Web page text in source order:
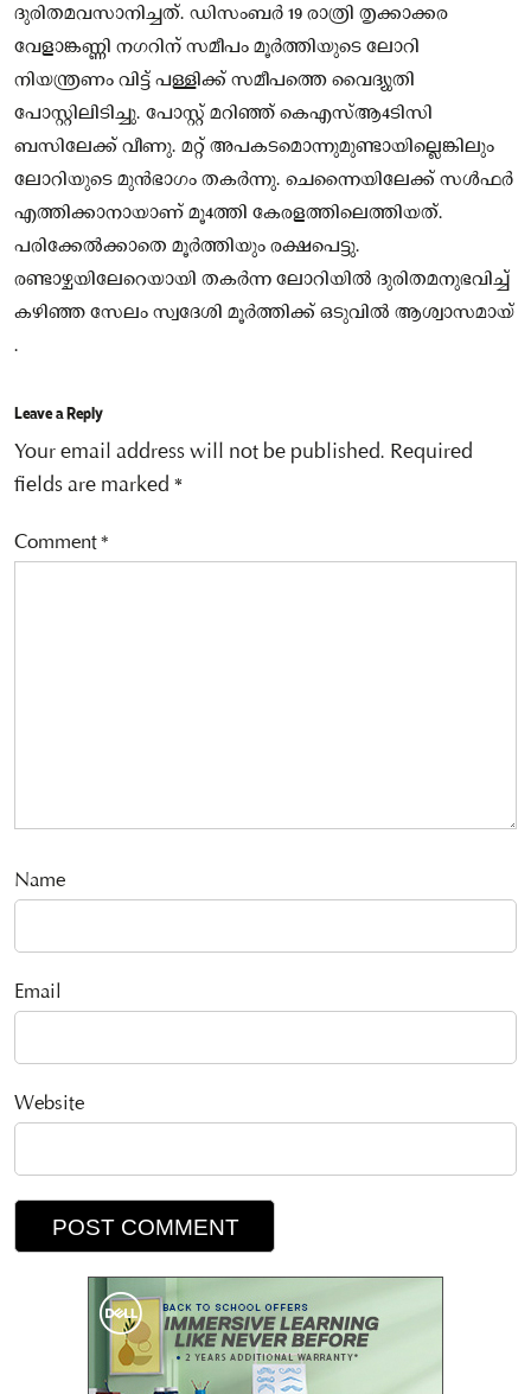
ദുരിതമവസാനിച്ചത്. ഡിസംബർ 19 രാത്രി തൃക്കാക്കര
വേളാങ്കണ്ണി നഗറിന് സമീപം മൂർത്തിയുടെ ലോറി
നിയന്ത്രണം വിട്ട് പള്ളിക്ക് സമീപത്തെ വൈദ്യുതി
പോസ്റ്റിലിടിച്ചു. പോസ്റ്റ് മറിഞ്ഞ് കെഎസ്ആ൪ടിസി
ബസിലേക്ക് വീണു. മറ്റ് അപകടമൊന്നുമുണ്ടായില്ലെങ്കിലും
ലോറിയുടെ മുൻഭാ​ഗം തകർന്നു. ചെന്നൈയിലേക്ക് സൾഫർ
എത്തിക്കാനായാണ് മൂ൪ത്തി കേരളത്തിലെത്തിയത്.
പരിക്കേൽക്കാതെ മൂർത്തിയും രക്ഷപെട്ടു.
രണ്ടാഴ്ചയിലേറെയായി തകർന്ന ലോറിയിൽ ദുരിതമനുഭവിച്ച്
കഴിഞ്ഞ സേലം സ്വദേശി മൂർത്തിക്ക് ഒടുവിൽ ആശ്വാസമായ്
.
Leave a Reply
Your email address will not be published. Required
fields are marked *
Comment*
Name
Email
Website